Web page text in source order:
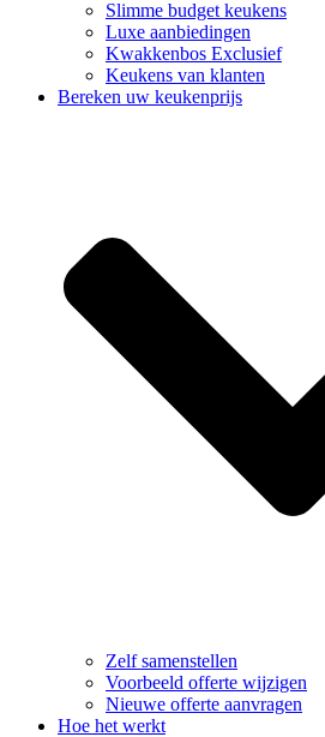
Slimme budget keukens
Luxe aanbiedingen
Kwakkenbos Exclusief
Keukens van klanten
Bereken uw keukenprijs
Zelf samenstellen
Voorbeeld offerte wijzigen
Nieuwe offerte aanvragen
Hoe het werkt